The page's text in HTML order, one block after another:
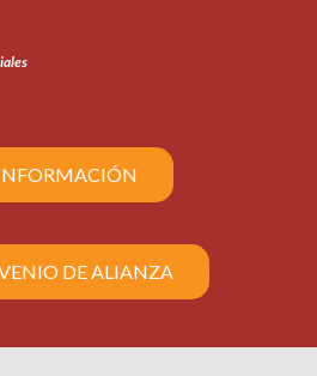
DE ALIANZA